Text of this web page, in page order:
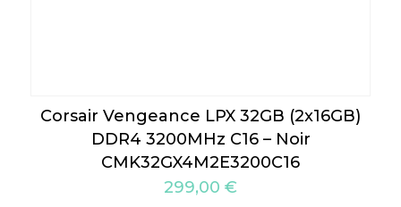
Corsair Vengeance LPX 32GB (2x16GB)
DDR4 3200MHz C16 – Noir
CMK32GX4M2E3200C16
299,00 €